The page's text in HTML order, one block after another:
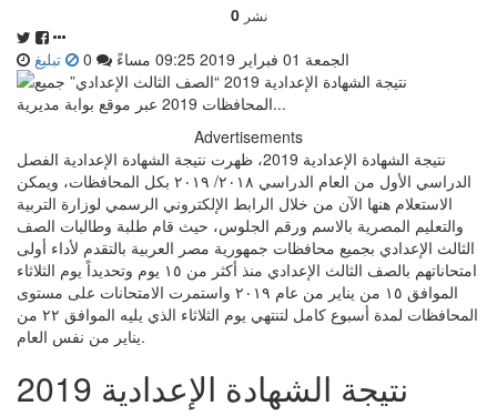
0 نشر
الجمعة 01 فبراير 2019 09:25 مساءً تبليغ
Advertisements
نتيجة الشهادة الإعدادية 2019، ظهرت نتيجة الشهادة الإعدادية الفصل
الدراسي الأول من العام الدراسي ٢٠١٨/ ٢٠١٩ بكل المحافظات، ويمكن
الاستعلام هنها الآن من خلال الرابط الإلكتروني الرسمي لوزارة التربية
والتعليم المصرية بالاسم ورقم الجلوس، حيث قام طلبة وطالبات الصف
الثالث الإعدادي بجميع محافظات جمهورية مصر العربية بالتقدم لأداء أولى
امتحاناتهم بالصف الثالث الإعدادي منذ أكثر من ١٥ يوم وتحديداً يوم الثلاثاء
الموافق ١٥ من يناير من عام ٢٠١٩ واستمرت الامتحانات على مستوى
المحافظات لمدة أسبوع كامل لتنتهي يوم الثلاثاء الذي يليه الموافق ٢٢ من
يناير من نفس العام.
نتيجة الشهادة الإعدادية 2019